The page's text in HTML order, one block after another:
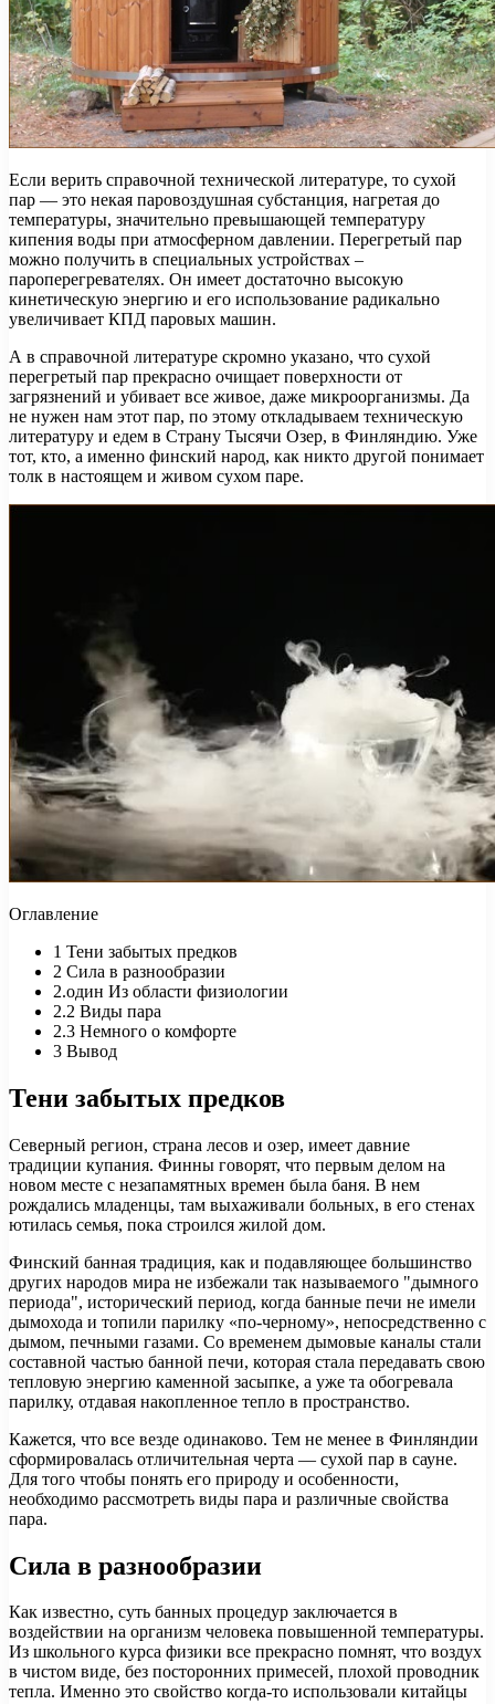
Если верить справочной технической литературе, то сухой
пар — это некая паровоздушная субстанция, нагретая до
температуры, значительно превышающей температуру
кипения воды при атмосферном давлении. Перегретый пар
можно получить в специальных устройствах –
пароперегревателях. Он имеет достаточно высокую
кинетическую энергию и его использование радикально
увеличивает КПД паровых машин.
А в справочной литературе скромно указано, что сухой
перегретый пар прекрасно очищает поверхности от
загрязнений и убивает все живое, даже микроорганизмы. Да
не нужен нам этот пар, по этому откладываем техническую
литературу и едем в Страну Тысячи Озер, в Финляндию. Уже
тот, кто, а именно финский народ, как никто другой понимает
толк в настоящем и живом сухом паре.
Оглавление
1 Тени забытых предков
2 Сила в разнообразии
2.один Из области физиологии
2.2 Виды пара
2.3 Немного о комфорте
3 Вывод
Тени забытых предков
Северный регион, страна лесов и озер, имеет давние
традиции купания. Финны говорят, что первым делом на
новом месте с незапамятных времен была баня. В нем
рождались младенцы, там выхаживали больных, в его стенах
ютилась семья, пока строился жилой дом.
Финский банная традиция, как и подавляющее большинство
других народов мира не избежали так называемого "дымного
периода", исторический период, когда банные печи не имели
дымохода и топили парилку «по-черному», непосредственно с
дымом, печными газами. Со временем дымовые каналы стали
составной частью банной печи, которая стала передавать свою
тепловую энергию каменной засыпке, а уже та обогревала
парилку, отдавая накопленное тепло в пространство.
Кажется, что все везде одинаково. Тем не менее в Финляндии
сформировалась отличительная черта — сухой пар в сауне.
Для того чтобы понять его природу и особенности,
необходимо рассмотреть виды пара и различные свойства
пара.
Сила в разнообразии
Как известно, суть банных процедур заключается в
воздействии на организм человека повышенной температуры.
Из школьного курса физики все прекрасно помнят, что воздух
в чистом виде, без посторонних примесей, плохой проводник
тепла. Именно это свойство когда-то использовали китайцы